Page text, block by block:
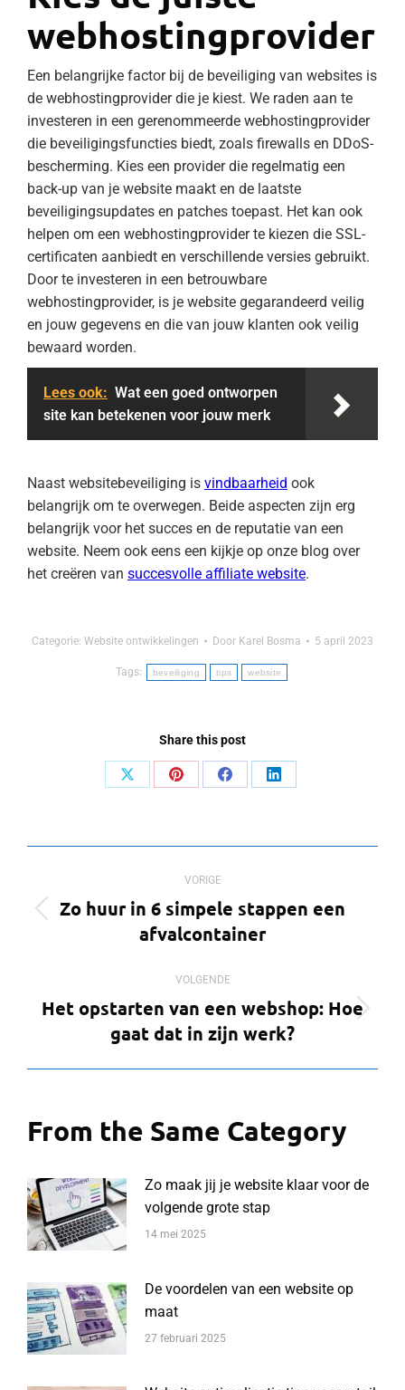
webhostingprovider
Een belangrijke factor bij de beveiliging van websites is
de webhostingprovider die je kiest. We raden aan te
investeren in een gerenommeerde webhostingprovider
die beveiligingsfuncties biedt, zoals firewalls en DDoS-
bescherming. Kies een provider die regelmatig een
back-up van je website maakt en de laatste
beveiligingsupdates en patches toepast. Het kan ook
helpen om een ​​webhostingprovider te kiezen die SSL-
certificaten aanbiedt en verschillende versies gebruikt.
Door te investeren in een betrouwbare
webhostingprovider, is je website gegarandeerd veilig
en jouw gegevens en die van jouw klanten ook veilig
bewaard worden.
Lees ook: Wat een goed ontworpen
site kan betekenen voor jouw merk
Naast websitebeveiliging is vindbaarheid ook
belangrijk om te overwegen. Beide aspecten zijn erg
belangrijk voor het succes en de reputatie van een
website. Neem ook eens een kijkje op onze blog over
het creëren van succesvolle affiliate website.
Categorie: Website ontwikkelingen Door Karel Bosma 5 april 2023
Tags: beveiliging tips website
Share this post
Deel
Deel
Deel
Deel
navigatie
VORIGE
Vorig
bericht
Zo huur in 6 simpele stappen een
afvalcontainer
VOLGENDE
Volgend
bericht
Het opstarten van een webshop: Hoe
gaat dat in zijn werk?
From the Same Category
Zo maak jij je website klaar voor de
volgende grote stap
14 mei 2025
De voordelen van een website op
maat
27 februari 2025